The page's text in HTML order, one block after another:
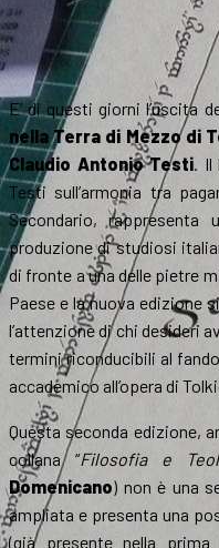
E’ di questi giorni l’uscita
nella Terra di Mezzo di
Claudio Antonio Testi .
Testi sull’armonia tra
Secondario, rappresenta
produzione di studiosi
di fronte a una delle pietre
Paese e la nuova edizione
l’attenzione di chi desideri
termini riconducibili al
accademico all’opera di
Questa seconda edizione,
collana “Filosofia e
Domenicano) non è una
ampliata e presenta una
(già presente nella prima